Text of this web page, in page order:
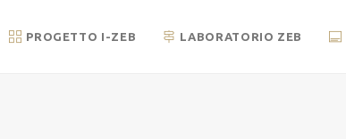
PROGETTO I-ZEB LABORATORIO ZEB